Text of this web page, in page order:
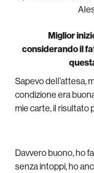
Miglior
considerando il
Sapevo dell’attesa,
condizione era
mie carte, il risultato
Davvero buono, ho
senza intoppi, ho